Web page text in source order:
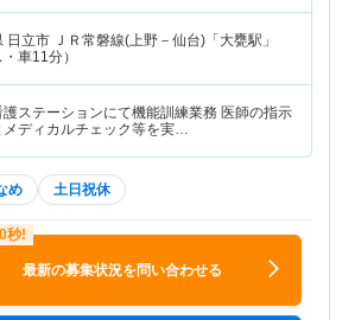
日立市 ＪＲ常磐線(上野－仙台)「大甕駅」
・車11分）
護ステーションにて機能訓練業務 医師の指示
メディカルチェック等を実…
め 土日祝休
最新の募集状況を問い合わせる